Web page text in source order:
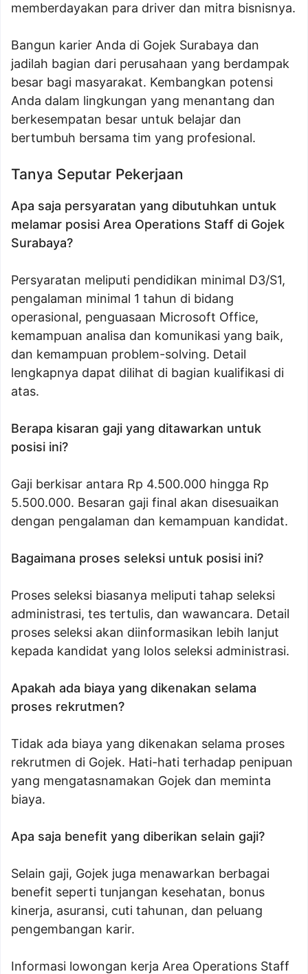
memberdayakan para driver dan mitra bisnisnya.
Bangun karier Anda di Gojek Surabaya dan
jadilah bagian dari perusahaan yang berdampak
besar bagi masyarakat. Kembangkan potensi
Anda dalam lingkungan yang menantang dan
berkesempatan besar untuk belajar dan
bertumbuh bersama tim yang profesional.
Tanya Seputar Pekerjaan
Apa saja persyaratan yang dibutuhkan untuk
melamar posisi Area Operations Staff di Gojek
Surabaya?
Persyaratan meliputi pendidikan minimal D3/S1,
pengalaman minimal 1 tahun di bidang
operasional, penguasaan Microsoft Office,
kemampuan analisa dan komunikasi yang baik,
dan kemampuan problem-solving. Detail
lengkapnya dapat dilihat di bagian kualifikasi di
atas.
Berapa kisaran gaji yang ditawarkan untuk
posisi ini?
Gaji berkisar antara Rp 4.500.000 hingga Rp
5.500.000. Besaran gaji final akan disesuaikan
dengan pengalaman dan kemampuan kandidat.
Bagaimana proses seleksi untuk posisi ini?
Proses seleksi biasanya meliputi tahap seleksi
administrasi, tes tertulis, dan wawancara. Detail
proses seleksi akan diinformasikan lebih lanjut
kepada kandidat yang lolos seleksi administrasi.
Apakah ada biaya yang dikenakan selama
proses rekrutmen?
Tidak ada biaya yang dikenakan selama proses
rekrutmen di Gojek. Hati-hati terhadap penipuan
yang mengatasnamakan Gojek dan meminta
biaya.
Apa saja benefit yang diberikan selain gaji?
Selain gaji, Gojek juga menawarkan berbagai
benefit seperti tunjangan kesehatan, bonus
kinerja, asuransi, cuti tahunan, dan peluang
pengembangan karir.
Informasi lowongan kerja Area Operations Staff